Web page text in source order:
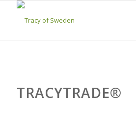
TRACYTRADE®